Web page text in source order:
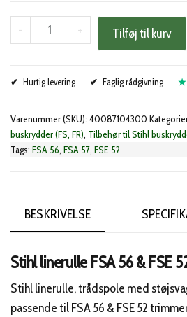
-
Stihl
linerulle
56
FSE
52
+ Tilføj til kurv
Hurtig levering Faglig rådgivning
Varenummer (SKU): 40087104300
buskrydder (FS, FR), Tilbehør til Stihl
Tags: FSA 56, FSA 57, FSE 52
BESKRIVELSE
Stihl linerulle FSA 56 & FSE
Stihl linerulle, trådspole med
passende til FSA 56 & FSE 52